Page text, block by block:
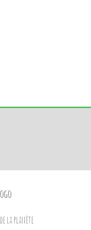
la planète